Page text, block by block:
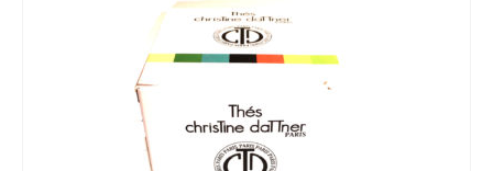
BUREAUX / PME
HOTELS / RESTAURANTS